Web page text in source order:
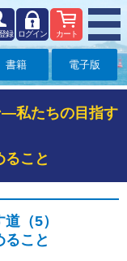
カート
ログイン
録
書籍 電子版
―私たちの目指す
ること
（5）
ること